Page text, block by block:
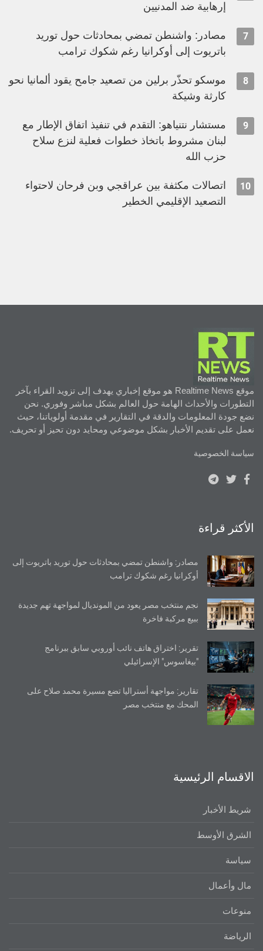
إرهابية ضد المدنيين
7
مصادر: واشنطن تمضي بمحادثات حول توريد
باتريوت إلى أوكرانيا رغم شكوك ترامب
8
موسكو تحذّر برلين من تصعيد جامح يقود ألمانيا نحو
كارثة وشيكة
9
مستشار نتنياهو: التقدم في تنفيذ اتفاق الإطار مع
لبنان مشروط باتخاذ خطوات فعلية لنزع سلاح
حزب الله
10
اتصالات مكثفة بين عراقجي وبن فرحان لاحتواء
التصعيد الإقليمي الخطير
موقع Realtime News هو موقع إخباري يهدف إلى تزويد القراء بآخر
التطورات والأحداث الهامة حول العالم بشكل مباشر وفوري. نحن
نضع جودة المعلومات والدقة في التقارير في مقدمة أولوياتنا، حيث
نعمل على تقديم الأخبار بشكل موضوعي ومحايد دون تحيز أو تحريف.
سياسة الخصوصية
الأكثر قراءة
مصادر: واشنطن تمضي بمحادثات حول توريد باتريوت إلى
أوكرانيا رغم شكوك ترامب
نجم منتخب مصر يعود من المونديال لمواجهة تهم جديدة
ببيع مركبة فاخرة
تقرير: اختراق هاتف نائب أوروبي سابق ببرنامج
"بيغاسوس" الإسرائيلي
تقارير: مواجهة أستراليا تضع مسيرة محمد صلاح على
المحك مع منتخب مصر
الاقسام الرئيسية
شريط الأخبار
الشرق الأوسط
سياسة
مال وأعمال
منوعات
الرياضة